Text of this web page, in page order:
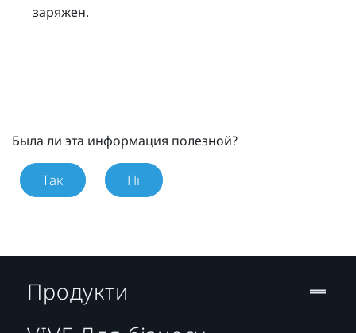
заряжен.
Была ли эта информация полезной?
Так Ні
Продукти